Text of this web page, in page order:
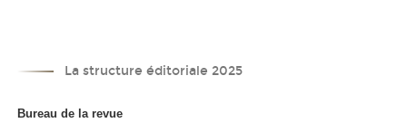
La structure éditoriale 2025
Bureau de la revue